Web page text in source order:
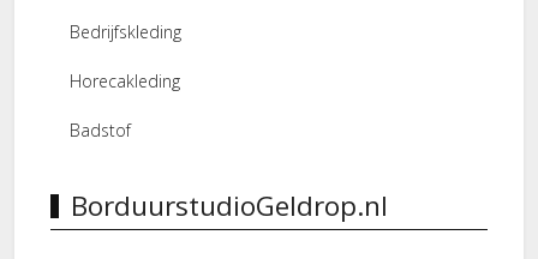
Bedrijfskleding
Horecakleding
Badstof
BorduurstudioGeldrop.nl